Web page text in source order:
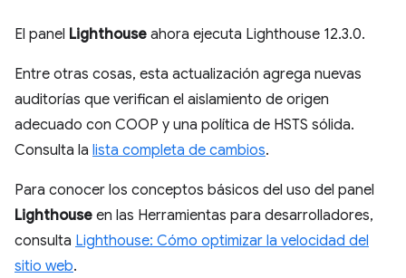
El panel Lighthouse ahora ejecuta Lighthouse 12.3.0.
Entre otras cosas, esta actualización agrega nuevas
auditorías que verifican el aislamiento de origen
adecuado con COOP y una política de HSTS sólida.
Consulta la lista completa de cambios.
Para conocer los conceptos básicos del uso del panel
Lighthouse en las Herramientas para desarrolladores,
consulta Lighthouse: Cómo optimizar la velocidad del
sitio web.